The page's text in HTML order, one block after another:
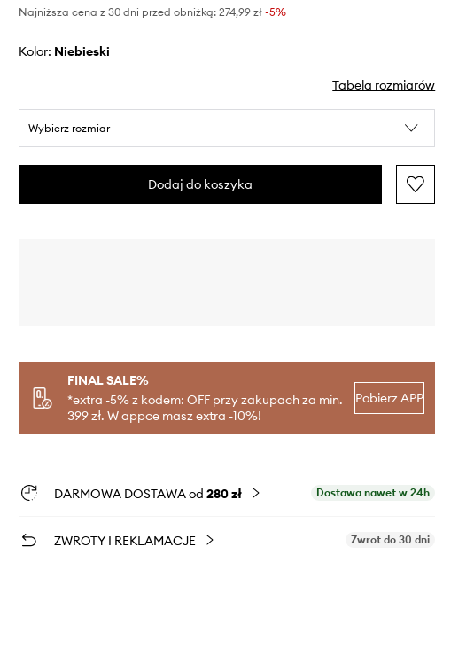
Najniższa cena z 30 dni przed obniżką: 274,99 zł -5%
Kolor: niebieski
Tabela rozmiarów
Wybierz rozmiar
Dodaj do koszyka
FINAL SALE%
*extra -5% z kodem: OFF przy zakupach za min.
399 zł. W appce masz extra -10%!
Pobierz APP
DARMOWA DOSTAWA od 280 zł Dostawa nawet w 24h
ZWROTY I REKLAMACJE Zwrot do 30 dni